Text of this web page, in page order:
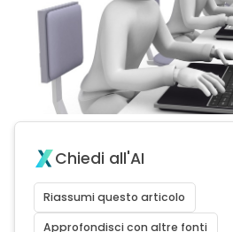
Chiedi all'AI
Riassumi questo articolo
Approfondisci con altre fonti